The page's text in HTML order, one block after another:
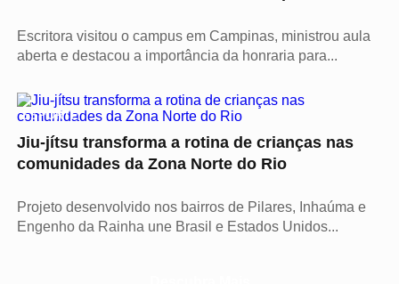
Escritora visitou o campus em Campinas, ministrou aula
aberta e destacou a importância da honraria para...
ESPORTE
Jiu-jítsu transforma a rotina de crianças nas
comunidades da Zona Norte do Rio
Projeto desenvolvido nos bairros de Pilares, Inhaúma e
Engenho da Rainha une Brasil e Estados Unidos...